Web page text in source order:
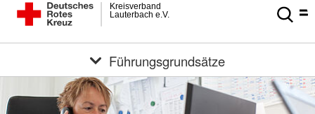
Lauterbach e.V.
Kreisverband
Führungsgrundsätze